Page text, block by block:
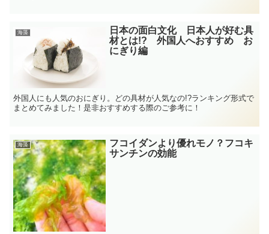
海藻
日本の面白文化 日本人が好む具
材とは!? 外国人へおすすめ お
にぎり編
外国人にも人気のおにぎり。どの具材が人気なの!?ランキング形式で
まとめてみました！是非おすすめする際のご参考に！
海藻
フコイダンより優れモノ？フコキ
サンチンの効能